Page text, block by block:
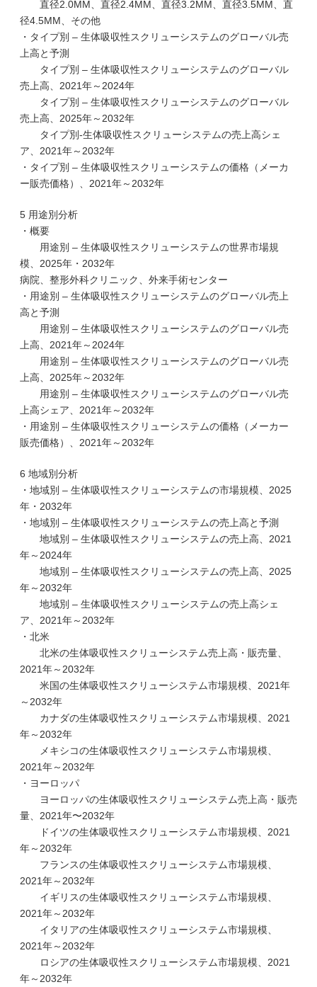
直径2.0MM、直径2.4MM、直径3.2MM、直径3.5MM、直
径4.5MM、その他
・タイプ別 – 生体吸収性スクリューシステムのグローバル売
上高と予測
タイプ別 – 生体吸収性スクリューシステムのグローバル
売上高、2021年～2024年
タイプ別 – 生体吸収性スクリューシステムのグローバル
売上高、2025年～2032年
タイプ別-生体吸収性スクリューシステムの売上高シェ
ア、2021年～2032年
・タイプ別 – 生体吸収性スクリューシステムの価格（メーカ
ー販売価格）、2021年～2032年
5 用途別分析
・概要
用途別 – 生体吸収性スクリューシステムの世界市場規
模、2025年・2032年
病院、整形外科クリニック、外来手術センター
・用途別 – 生体吸収性スクリューシステムのグローバル売上
高と予測
用途別 – 生体吸収性スクリューシステムのグローバル売
上高、2021年～2024年
用途別 – 生体吸収性スクリューシステムのグローバル売
上高、2025年～2032年
用途別 – 生体吸収性スクリューシステムのグローバル売
上高シェア、2021年～2032年
・用途別 – 生体吸収性スクリューシステムの価格（メーカー
販売価格）、2021年～2032年
6 地域別分析
・地域別 – 生体吸収性スクリューシステムの市場規模、2025
年・2032年
・地域別 – 生体吸収性スクリューシステムの売上高と予測
地域別 – 生体吸収性スクリューシステムの売上高、2021
年～2024年
地域別 – 生体吸収性スクリューシステムの売上高、2025
年～2032年
地域別 – 生体吸収性スクリューシステムの売上高シェ
ア、2021年～2032年
・北米
北米の生体吸収性スクリューシステム売上高・販売量、
2021年～2032年
米国の生体吸収性スクリューシステム市場規模、2021年
～2032年
カナダの生体吸収性スクリューシステム市場規模、2021
年～2032年
メキシコの生体吸収性スクリューシステム市場規模、
2021年～2032年
・ヨーロッパ
ヨーロッパの生体吸収性スクリューシステム売上高・販売
量、2021年〜2032年
ドイツの生体吸収性スクリューシステム市場規模、2021
年～2032年
フランスの生体吸収性スクリューシステム市場規模、
2021年～2032年
イギリスの生体吸収性スクリューシステム市場規模、
2021年～2032年
イタリアの生体吸収性スクリューシステム市場規模、
2021年～2032年
ロシアの生体吸収性スクリューシステム市場規模、2021
年～2032年